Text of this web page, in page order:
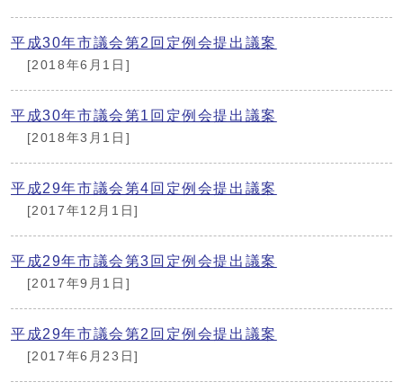
平成30年市議会第2回定例会提出議案
[2018年6月1日]
平成30年市議会第1回定例会提出議案
[2018年3月1日]
平成29年市議会第4回定例会提出議案
[2017年12月1日]
平成29年市議会第3回定例会提出議案
[2017年9月1日]
平成29年市議会第2回定例会提出議案
[2017年6月23日]